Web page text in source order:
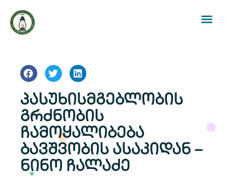
პასუხისმგებლობის
გრძნობის
ჩამოყალიბება
ბავშვობის ასაკიდან –
ნინო ჩალაძე